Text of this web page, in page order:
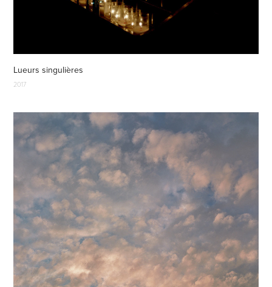
Lueurs singulières
2017